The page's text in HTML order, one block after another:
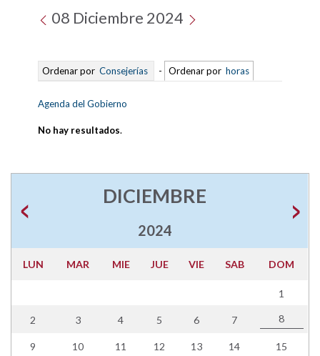
08 Diciembre 2024
Ordenar por Consejerías - Ordenar por horas
Agenda del Gobierno
No hay resultados.
DICIEMBRE
2024
LUN MAR MIE JUE VIE SAB DOM
1
2 3 4 5 6 7 8
9 10 11 12 13 14 15